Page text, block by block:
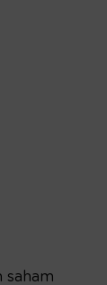
saham